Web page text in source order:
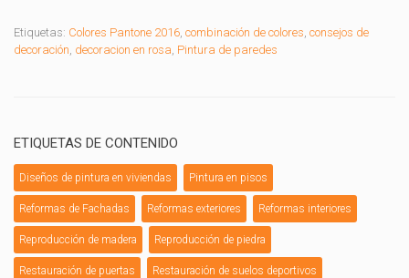
Etiquetas: Colores Pantone 2016 combinación de colores consejos de
decoración decoracion en rosa Pintura de paredes
ETIQUETAS DE CONTENIDO
Diseños de pintura en viviendas Pintura en pisos
Reformas de Fachadas Reformas exteriores Reformas interiores
Reproducción de madera Reproducción de piedra
Restauración de puertas Restauración de suelos deportivos